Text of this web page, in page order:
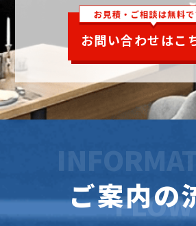
お問い合わせはこ
FLOW
ご案内の